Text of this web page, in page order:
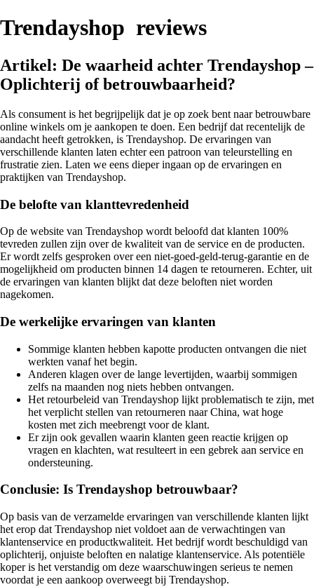
Trendayshop reviews
Artikel: De waarheid achter Trendayshop –
Oplichterij of betrouwbaarheid?
Als consument is het begrijpelijk dat je op zoek bent naar betrouwbare
online winkels om je aankopen te doen. Een bedrijf dat recentelijk de
aandacht heeft getrokken, is Trendayshop. De ervaringen van
verschillende klanten laten echter een patroon van teleurstelling en
frustratie zien. Laten we eens dieper ingaan op de ervaringen en
praktijken van Trendayshop.
De belofte van klanttevredenheid
Op de website van Trendayshop wordt beloofd dat klanten 100%
tevreden zullen zijn over de kwaliteit van de service en de producten.
Er wordt zelfs gesproken over een niet-goed-geld-terug-garantie en de
mogelijkheid om producten binnen 14 dagen te retourneren. Echter, uit
de ervaringen van klanten blijkt dat deze beloften niet worden
nagekomen.
De werkelijke ervaringen van klanten
Sommige klanten hebben kapotte producten ontvangen die niet
werkten vanaf het begin.
Anderen klagen over de lange levertijden, waarbij sommigen
zelfs na maanden nog niets hebben ontvangen.
Het retourbeleid van Trendayshop lijkt problematisch te zijn, met
het verplicht stellen van retourneren naar China, wat hoge
kosten met zich meebrengt voor de klant.
Er zijn ook gevallen waarin klanten geen reactie krijgen op
vragen en klachten, wat resulteert in een gebrek aan service en
ondersteuning.
Conclusie: Is Trendayshop betrouwbaar?
Op basis van de verzamelde ervaringen van verschillende klanten lijkt
het erop dat Trendayshop niet voldoet aan de verwachtingen van
klantenservice en productkwaliteit. Het bedrijf wordt beschuldigd van
oplichterij, onjuiste beloften en nalatige klantenservice. Als potentiële
koper is het verstandig om deze waarschuwingen serieus te nemen
voordat je een aankoop overweegt bij Trendayshop.